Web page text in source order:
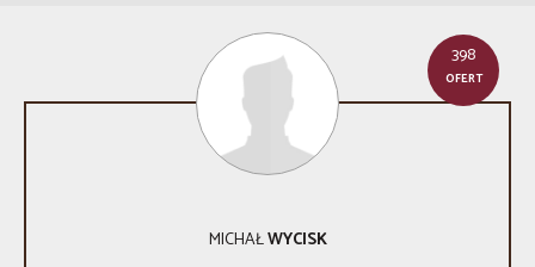
398
OFERT
MICHAŁWYCISK